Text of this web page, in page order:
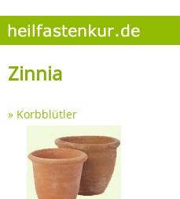
Zinnia
» Korbblütler